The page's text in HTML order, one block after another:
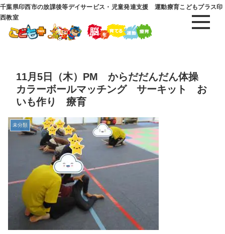
千葉県印西市の放課後等デイサービス・児童発達支援 運動療育こどもプラス印
西教室
11月5日（木）PM からだだんだん体操
カラーボールマッチング サーキット お
いも作り 療育
未分類